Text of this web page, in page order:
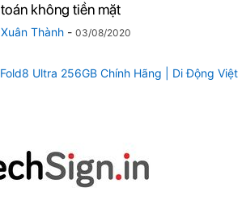
toán không tiền mặt
Xuân Thành - 03/08/2020